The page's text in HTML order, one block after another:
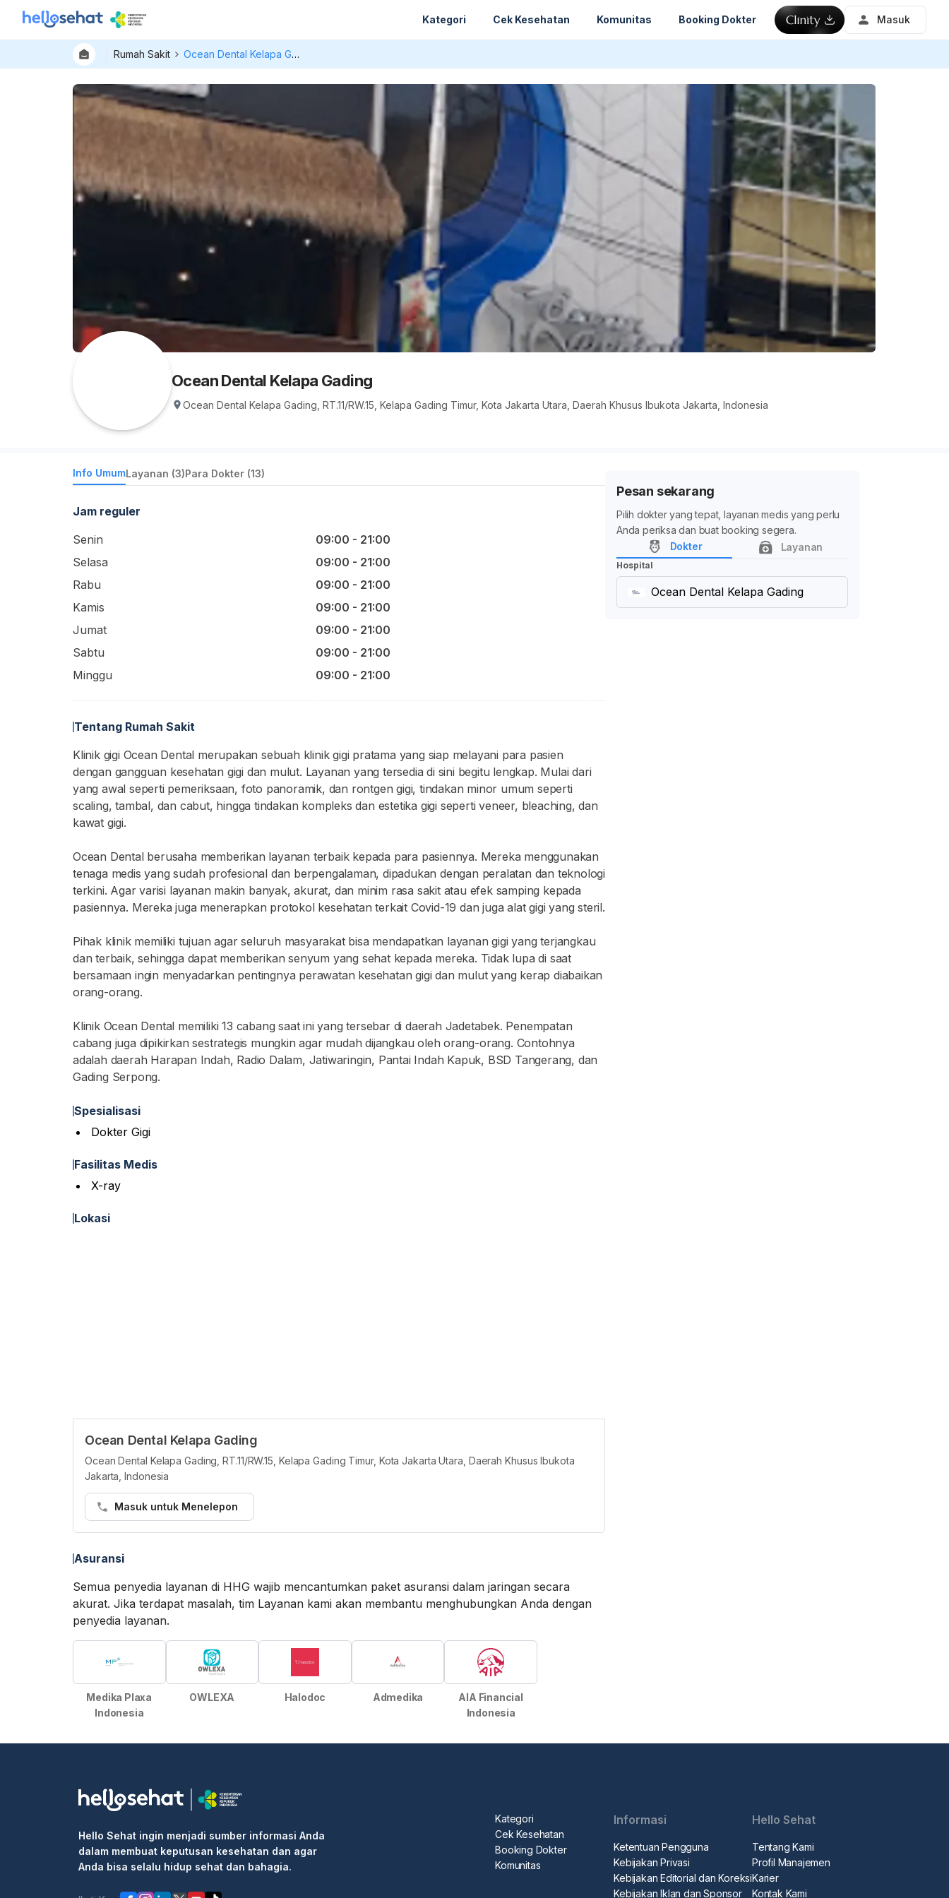
Kategori Cek Kesehatan Komunitas Booking Dokter Masuk
Rumah Sakit Ocean Dental Kelapa Gading
Ocean Dental Kelapa Gading
Ocean Dental Kelapa Gading, RT.11/RW.15, Kelapa Gading Timur, Kota Jakarta Utara, Daerah Khusus Ibukota Jakarta, Indonesia
Info UmumLayanan (3)Para Dokter (13)
Jam reguler
Senin
09:00 - 21:00
Selasa
09:00 - 21:00
Rabu
09:00 - 21:00
Kamis
09:00 - 21:00
Jumat
09:00 - 21:00
Sabtu
09:00 - 21:00
Minggu
09:00 - 21:00
Tentang Rumah Sakit
Klinik gigi Ocean Dental merupakan sebuah klinik gigi pratama yang siap melayani para pasien
dengan gangguan kesehatan gigi dan mulut. Layanan yang tersedia di sini begitu lengkap. Mulai dari
yang awal seperti pemeriksaan, foto panoramik, dan rontgen gigi, tindakan minor umum seperti
scaling, tambal, dan cabut, hingga tindakan kompleks dan estetika gigi seperti veneer, bleaching, dan
kawat gigi.
Ocean Dental berusaha memberikan layanan terbaik kepada para pasiennya. Mereka menggunakan
tenaga medis yang sudah profesional dan berpengalaman, dipadukan dengan peralatan dan teknologi
terkini. Agar varisi layanan makin banyak, akurat, dan minim rasa sakit atau efek samping kepada
pasiennya. Mereka juga menerapkan protokol kesehatan terkait Covid-19 dan juga alat gigi yang steril.
Pihak klinik memiliki tujuan agar seluruh masyarakat bisa mendapatkan layanan gigi yang terjangkau
dan terbaik, sehingga dapat memberikan senyum yang sehat kepada mereka. Tidak lupa di saat
bersamaan ingin menyadarkan pentingnya perawatan kesehatan gigi dan mulut yang kerap diabaikan
orang-orang.
Klinik Ocean Dental memiliki 13 cabang saat ini yang tersebar di daerah Jadetabek. Penempatan
cabang juga dipikirkan sestrategis mungkin agar mudah dijangkau oleh orang-orang. Contohnya
adalah daerah Harapan Indah, Radio Dalam, Jatiwaringin, Pantai Indah Kapuk, BSD Tangerang, dan
Gading Serpong.
Spesialisasi
Dokter Gigi
Fasilitas Medis
X-ray
Lokasi
Ocean Dental Kelapa Gading
Ocean Dental Kelapa Gading, RT.11/RW.15, Kelapa Gading Timur, Kota Jakarta Utara, Daerah Khusus Ibukota
Jakarta, Indonesia
Masuk untuk Menelepon
Asuransi
Semua penyedia layanan di HHG wajib mencantumkan paket asuransi dalam jaringan secara
akurat. Jika terdapat masalah, tim Layanan kami akan membantu menghubungkan Anda dengan
penyedia layanan.
Medika Plaxa
Indonesia
OWLEXA Halodoc Admedika
AIA Financial
Indonesia
Pesan sekarang
Pilih dokter yang tepat, layanan medis yang perlu
Anda periksa dan buat booking segera.
Dokter
Layanan
Hospital
Hello Sehat ingin menjadi sumber informasi Anda
dalam membuat keputusan kesehatan dan agar
Anda bisa selalu hidup sehat dan bahagia.
Kategori
Cek Kesehatan
Booking Dokter
Komunitas
Informasi
Ketentuan Pengguna
Kebijakan Privasi
Kebijakan Editorial dan Koreksi
Kebijakan Iklan dan Sponsor
Hello Sehat
Tentang Kami
Profil Manajemen
Karier
Kontak Kami